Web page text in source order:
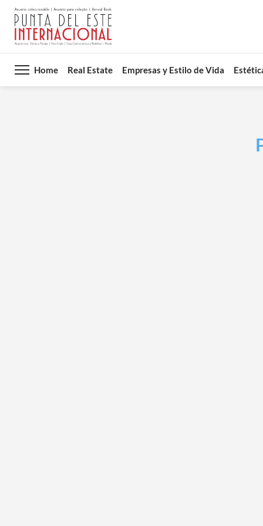
Home Real Estate Empresas y Estilo de Vida